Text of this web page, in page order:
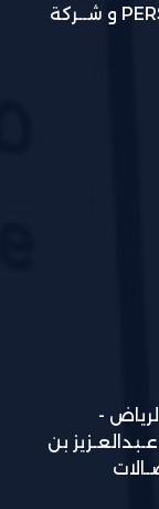
دولـي مـعـتمـد مـن شــركة PERSON VUE و شــركة
-
بن